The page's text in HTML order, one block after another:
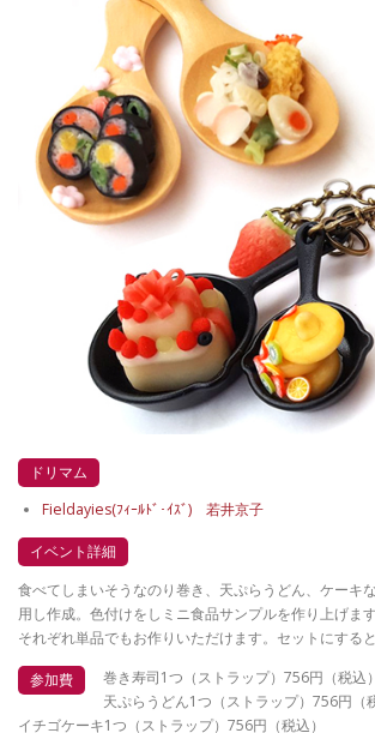
ドリマム
Fieldayies(ﾌｨｰﾙﾄﾞ･ｲｽﾞ) 若井京子
イベント詳細
食べてしまいそうなのり巻き、天ぷらうどん、ケーキ
用し作成。色付けをしミニ食品サンプルを作り上げます
それぞれ単品でもお作りいただけます。セットにする
参加費
巻き寿司1つ（ストラップ）756円（税込）
天ぷらうどん1つ（ストラップ）756円（
イチゴケーキ1つ（ストラップ）756円（税込）